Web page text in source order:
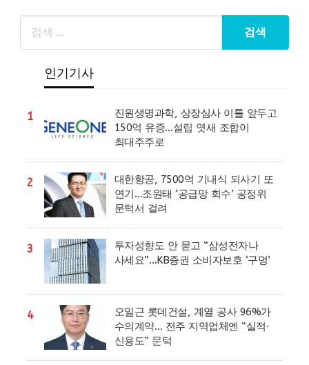
인기기사
1
진원생명과학, 상장심사 이틀 앞두고
150억 유증…설립 엿새 조합이
최대주주로
2
대한항공, 7500억 기내식 되사기 또
연기…조원태 ‘공급망 회수’ 공정위
문턱서 걸려
3
투자성향도 안 묻고 “삼성전자나
사세요”…KB증권 소비자보호 ‘구멍’
4
오일근 롯데건설, 계열 공사 96%가
수의계약… 전주 지역업체엔 “실적·
신용도” 문턱